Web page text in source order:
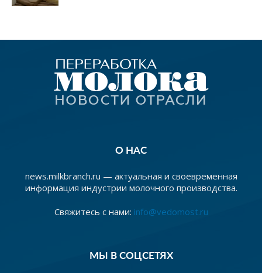
О НАС
news.milkbranch.ru — актуальная и своевременная
информация индустрии молочного производства.
Свяжитесь с нами: info@vedomost.ru
МЫ В СОЦСЕТЯХ